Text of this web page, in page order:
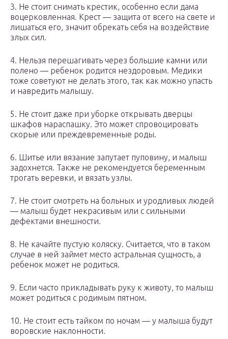
3. Не стоит снимать крестик, особенно если дама
воцерковленная. Крест — защита от всего на свете и
лишаться его, значит обрекать себя на воздействие
злых сил.
4. Нельзя перешагивать через большие камни или
полено — ребенок родится нездоровым. Медики
тоже советуют не делать этого, так как можно упасть
и навредить малышу.
5. Не стоит даже при уборке открывать дверцы
шкафов нараспашку. Это может спровоцировать
скорые или преждевременные роды.
6. Шитье или вязание запутает пуповину, и малыш
задохнется. Также не рекомендуется беременным
трогать веревки, и вязать узлы.
7. Не стоит смотреть на больных и уродливых людей
— малыш будет некрасивым или с сильными
дефектами внешности.
8. Не качайте пустую коляску. Считается, что в таком
случае в ней займет место астральная сущность, а
ребенок может не родиться.
9. Если часто прикладывать руку к животу, то малыш
может родиться с родимым пятном.
10. Не стоит есть тайком по ночам — у малыша будут
воровские наклонности.